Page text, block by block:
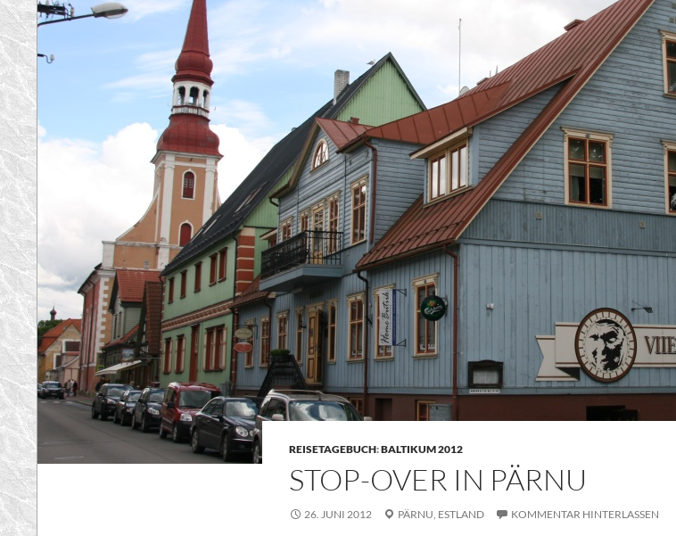
REISETAGEBUCH:BALTIKUM 2012
STOP-OVER IN PÄRNU
26. JUNI 2012 PÄRNU, ESTLAND KOMMENTAR HINTERLASSEN